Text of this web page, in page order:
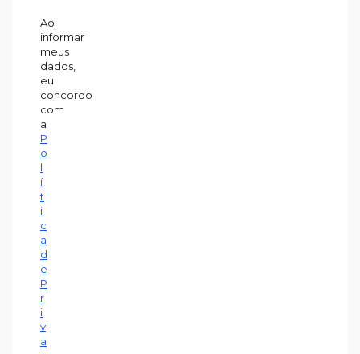
Ao
informar
meus
dados,
eu
concordo
com
a
P
o
l
í
t
i
c
a
d
e
P
r
i
v
a